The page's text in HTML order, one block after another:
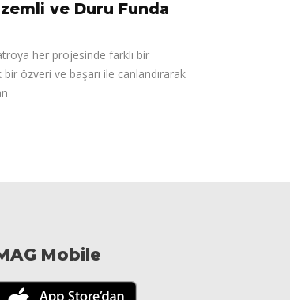
ve Duru Funda
her projesinde farklı bir
özveri ve başarı ile canlandırarak
Mobile